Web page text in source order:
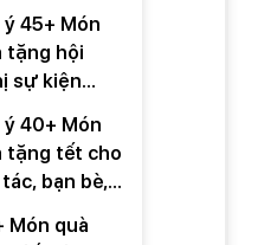
ý 45+ Món
tặng hội
sự kiện
ý 40+ Món
tặng tết cho
bạn bè,
Món quà